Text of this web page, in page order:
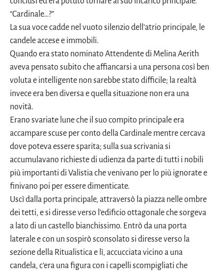
“Cardinale…?”
La sua voce cadde nel vuoto silenzio dell’atrio principale, le
candele accese e immobili.
Quando era stato nominato Attendente di Melina Aerith
aveva pensato subito che affiancarsi a una persona così ben
voluta e intelligente non sarebbe stato difficile; la realtà
invece era ben diversa e quella situazione non era una
novità.
Erano svariate lune che il suo compito principale era
accampare scuse per conto della Cardinale mentre cercava
dove poteva essere sparita; sulla sua scrivania si
accumulavano richieste di udienza da parte di tutti i nobili
più importanti di Valistia che venivano per lo più ignorate e
finivano poi per essere dimenticate.
Uscì dalla porta principale, attraversò la piazza nelle ombre
dei tetti, e si diresse verso l’edificio ottagonale che sorgeva
a lato di un castello bianchissimo. Entrò da una porta
laterale e con un sospirò sconsolato si diresse verso la
sezione della Ritualistica e lì, accucciata vicino a una
candela, c’era una figura con i capelli scompigliati che